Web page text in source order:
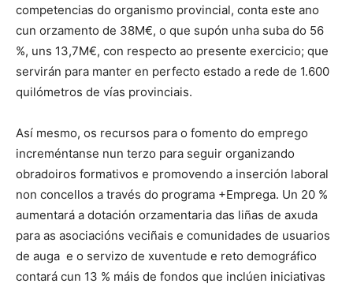
competencias do organismo provincial, conta este ano
cun orzamento de 38M€, o que supón unha suba do 56
%, uns 13,7M€, con respecto ao presente exercicio; que
servirán para manter en perfecto estado a rede de 1.600
quilómetros de vías provinciais.
Así mesmo, os recursos para o fomento do emprego
increméntanse nun terzo para seguir organizando
obradoiros formativos e promovendo a inserción laboral
non concellos a través do programa +Emprega. Un 20 %
aumentará a dotación orzamentaria das liñas de axuda
para as asociacións veciñais e comunidades de usuarios
de auga e o servizo de xuventude e reto demográfico
contará cun 13 % máis de fondos que inclúen iniciativas